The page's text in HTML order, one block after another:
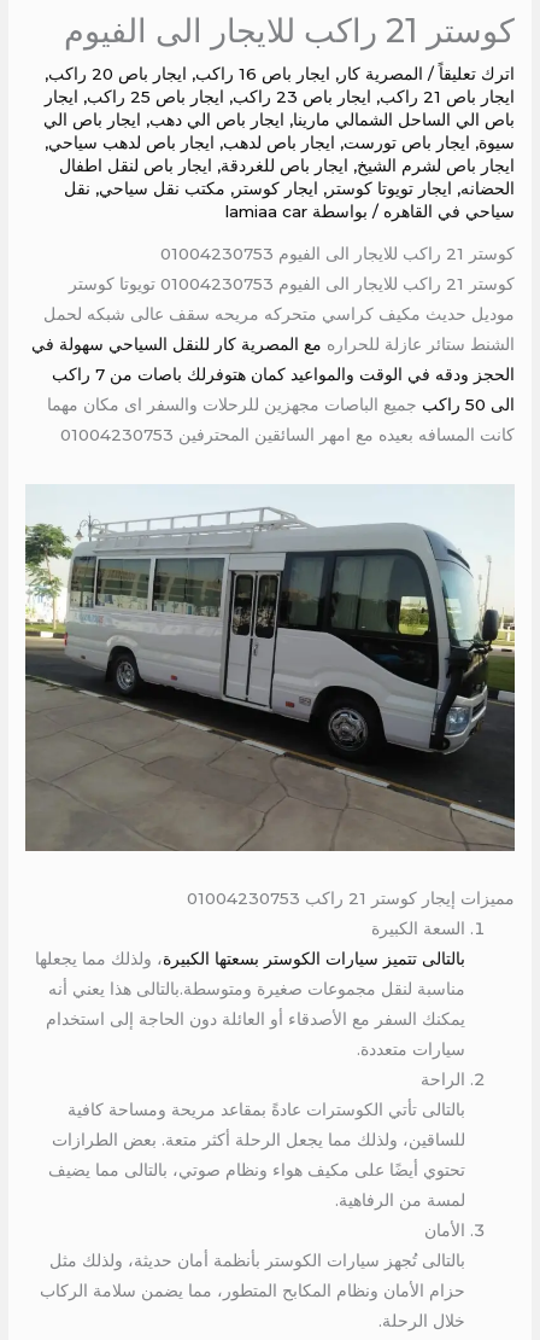
كوستر 21 راكب للايجار الى الفيوم
اترك تعليقاً / المصرية كار, ايجار باص 16 راكب , ايجار باص 20 راكب
,
ايجار باص 21 راكب
, ايجار باص 23 راكب , ايجار باص 25 راكب , ايجار
باص الي الساحل الشمالي مارينا, ايجار باص الي دهب, ايجار باص الي
سيوة, ايجار باص تورست, ايجار باص لدهب, ايجار باص لدهب سياحي,
ايجار باص لشرم الشيخ, ايجار باص للغردقة, ايجار باص لنقل اطفال
الحضانه, ايجار تويوتا كوستر, ايجار كوستر, مكتب نقل سياحي, نقل
سياحي في القاهره / بواسطة lamiaa car
كوستر 21 راكب للايجار الى الفيوم 01004230753
كوستر 21 راكب للايجار الى الفيوم 01004230753 تويوتا كوستر
موديل حديث مكيف كراسي متحركه مريحه سقف عالى شبكه لحمل
الشنط ستائر عازلة للحراره مع المصرية كار للنقل السياحي سهولة في
الحجز ودقه في الوقت والمواعيد كمان هتوفرلك باصات من 7 راكب
الى 50 راكب
جميع الباصات مجهزين للرحلات والسفر اى مكان مهما
كانت المسافه بعيده مع امهر السائقين المحترفين 01004230753
مميزات إيجار كوستر 21 راكب 01004230753
السعة الكبيرة
بالتالى تتميز سيارات الكوستر بسعتها الكبيرة، ولذلك مما يجعلها
مناسبة لنقل مجموعات صغيرة ومتوسطة.بالتالى هذا يعني أنه
يمكنك السفر مع الأصدقاء أو العائلة دون الحاجة إلى استخدام
سيارات متعددة.
الراحة
بالتالى تأتي الكوسترات عادةً بمقاعد مريحة ومساحة كافية
للساقين، ولذلك مما يجعل الرحلة أكثر متعة. بعض الطرازات
تحتوي أيضًا على مكيف هواء ونظام صوتي، بالتالى مما يضيف
لمسة من الرفاهية.
الأمان
بالتالى تُجهز سيارات الكوستر بأنظمة أمان حديثة، ولذلك مثل
حزام الأمان ونظام المكابح المتطور، مما يضمن سلامة الركاب
خلال الرحلة.